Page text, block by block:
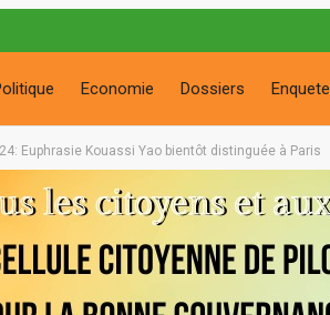
Economie Dossiers Enquete
Euphrasie Kouassi Yao bientôt distinguée à Paris